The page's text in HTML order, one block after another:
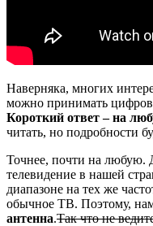
Наверняка, многих
можно принимать
Короткий ответ – на
читать, но подробности
Точнее, почти на любую.
телевидение в нашей
диапазоне на тех же
обычное ТВ. Поэтому,
антенна.Так что не